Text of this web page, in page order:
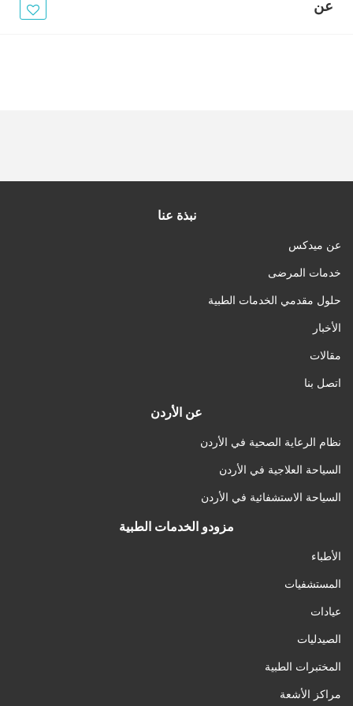
عن
نبذة عنا
عن ميدكس
خدمات المرضى
حلول مقدمي الخدمات الطبية
الأخبار
مقالات
اتصل بنا
عن الأردن
نظام الرعاية الصحية في الأردن
السياحة العلاجية في الأردن
السياحة الاستشفائية في الأردن
مزودو الخدمات الطبية
الأطباء
المستشفيات
عيادات
الصيدليات
المختبرات الطبية
مراكز الأشعة